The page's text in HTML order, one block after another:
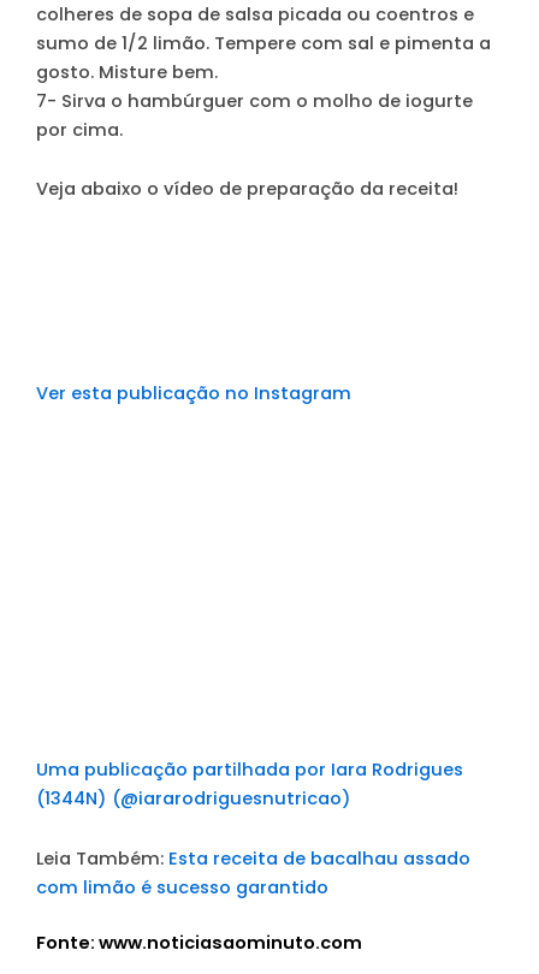
colheres de sopa de salsa picada ou coentros e
sumo de 1/2 limão. Tempere com sal e pimenta a
gosto. Misture bem.
7- Sirva o hambúrguer com o molho de iogurte
por cima.
Veja abaixo o vídeo de preparação da receita!
Ver esta publicação no Instagram
Uma publicação partilhada por Iara Rodrigues
(1344N) (@iararodriguesnutricao)
Leia Também: Esta receita de bacalhau assado
com limão é sucesso garantido
Fonte: www.noticiasaominuto.com